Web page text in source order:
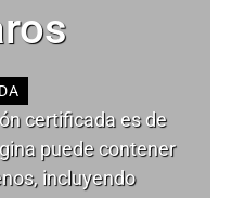
certificada es de
puede contener
incluyendo